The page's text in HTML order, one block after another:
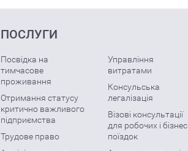
ПОСЛУГИ
Посвідка на
тимчасове
проживання
Отримання статусу
критично важливого
підприємства
Трудове право
Управління
витратами
Консульська
легалізація
Візові консультації
для робочих і бізнес
поїздок